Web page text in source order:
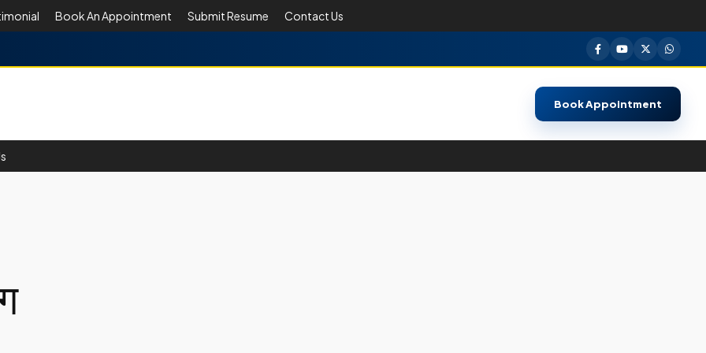
Book An Appointment Submit Resume Contact Us
Book Appointment